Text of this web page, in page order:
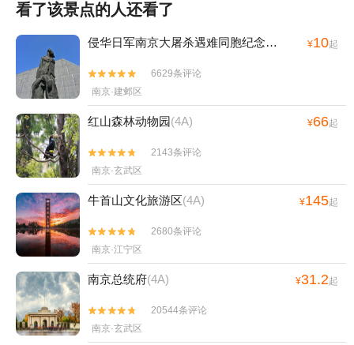
看了该景点的人还看了
侵华日军南京大屠杀遇难同胞纪念馆 ¥10起


6629条评论
南京·建邺区
红山森林动物园(4A) ¥66起


2143条评论
南京·玄武区
牛首山文化旅游区(4A) ¥145起


2680条评论
南京·江宁区
南京总统府(4A) ¥31.2起


20544条评论
南京·玄武区